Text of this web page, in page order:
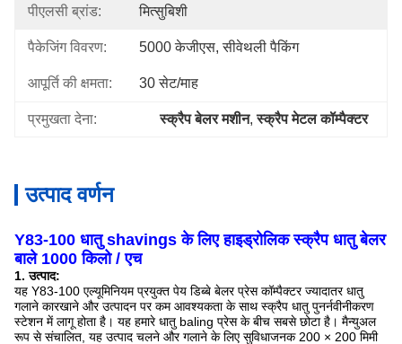
पीएलसी ब्रांड: मित्सुबिशी
पैकेजिंग विवरण: 5000 केजीएस, सीवेथली पैकिंग
आपूर्ति की क्षमता: 30 सेट/माह
प्रमुखता देना: स्क्रैप बेलर मशीन, स्क्रैप मेटल कॉम्पैक्टर
उत्पाद वर्णन
Y83-100 धातु shavings के लिए हाइड्रोलिक स्क्रैप धातु बेलर
बाले 1000 किलो / एच
1. उत्पाद:
यह Y83-100 एल्यूमिनियम प्रयुक्त पेय डिब्बे बेलर प्रेस कॉम्पैक्टर ज्यादातर धातु
गलाने कारखाने और उत्पादन पर कम आवश्यकता के साथ स्क्रैप धातु पुनर्नवीनीकरण
स्टेशन में लागू होता है। यह हमारे धातु baling प्रेस के बीच सबसे छोटा है। मैन्युअल
रूप से संचालित, यह उत्पाद चलने और गलाने के लिए सुविधाजनक 200 × 200 मिमी